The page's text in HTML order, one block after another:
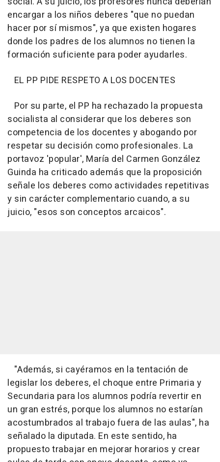
encargar a los niños deberes "que no puedan
hacer por sí mismos", ya que existen hogares
donde los padres de los alumnos no tienen la
formación suficiente para poder ayudarles.
EL PP PIDE RESPETO A LOS DOCENTES
Por su parte, el PP ha rechazado la propuesta
socialista al considerar que los deberes son
competencia de los docentes y abogando por
respetar su decisión como profesionales. La
portavoz 'popular', María del Carmen González
Guinda ha criticado además que la proposición
señale los deberes como actividades repetitivas
y sin carácter complementario cuando, a su
juicio, "esos son conceptos arcaicos".
"Además, si cayéramos en la tentación de
legislar los deberes, el choque entre Primaria y
Secundaria para los alumnos podría revertir en
un gran estrés, porque los alumnos no estarían
acostumbrados al trabajo fuera de las aulas", ha
señalado la diputada. En este sentido, ha
propuesto trabajar en mejorar horarios y crear